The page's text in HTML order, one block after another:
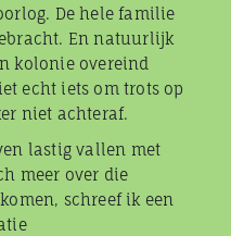
De hele familie
En natuurlijk
kolonie overeind
echt iets om trots op
niet achteraf.
lastig vallen met
meer over die
schreef ik een